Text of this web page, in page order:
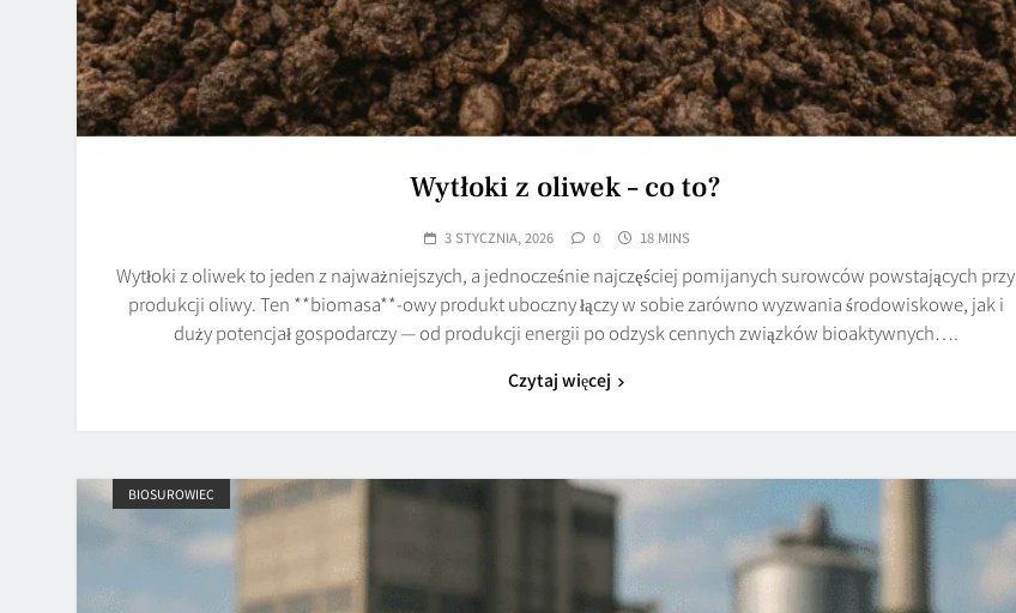
Wytłoki z oliwek – co to?
3 STYCZNIA, 2026 0 18 MINS
Wytłoki z oliwek to jeden z najważniejszych, a jednocześnie najczęściej pomijanych surowców powstających przy
produkcji oliwy. Ten **biomasa**-owy produkt uboczny łączy w sobie zarówno wyzwania środowiskowe, jak i
duży potencjał gospodarczy — od produkcji energii po odzysk cennych związków bioaktywnych….
Czytaj więcej
BIOSUROWIEC